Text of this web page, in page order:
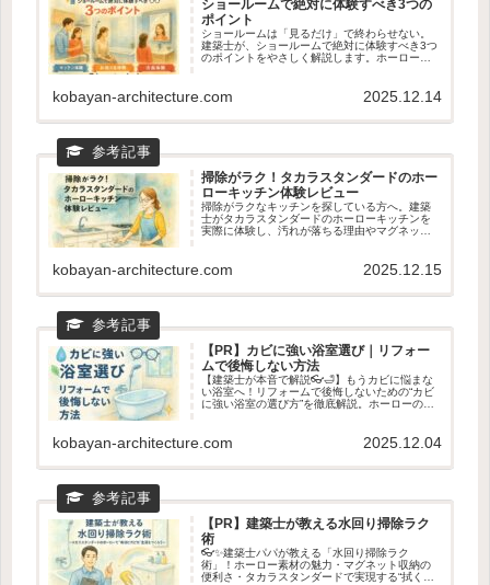
ショールームで絶対に体験すべき3つの
ポイント
ショールームは「見るだけ」で終わらせない。
建築士が、ショールームで絶対に体験すべき3つ
のポイントをやさしく解説します。ホーローの
後悔しない見学のコツがわかる記事です。
kobayan-architecture.com 2025.12.14
掃除がラク！タカラスタンダードのホー
ローキッチン体験レビュー
掃除がラクなキッチンを探している方へ。建築
士がタカラスタンダードのホーローキッチンを
実際に体験し、汚れが落ちる理由やマグネット
かる、後悔しないキッチン選びの記事です。
kobayan-architecture.com 2025.12.15
【PR】カビに強い浴室選び｜リフォー
ムで後悔しない方法
【建築士が本音で解説👓🛁】もうカビに悩まな
い浴室へ！リフォームで後悔しないための“カビ
に強い浴室の選び方”を徹底解説。ホーローの汚
紹介。ショールームで確認すべきポイントもわ
かる！
kobayan-architecture.com 2025.12.04
【PR】建築士が教える水回り掃除ラク
術
👓✨建築士パパが教える「水回り掃除ラク
術」！ホーロー素材の魅力・マグネット収納の
便利さ・タカラスタンダードで実現する“拭くだ